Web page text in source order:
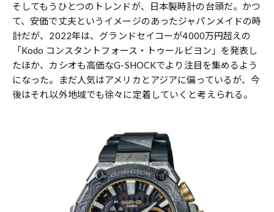
そしてもうひとつのトレンドが、日本製時計の台頭だ。かつ
て、安価で丈夫というイメージのあったジャパンメイドの時
計だが、2022年は、グランドセイコーが4000万円超えの
「Kodo コンスタントフォース・トゥールビヨン」を発表し
たほか、カシオも高価なG-SHOCKでより注目を集めるよう
になった。まだ人気はアメリカとアジアに偏っているが、今
後はそれ以外地域でも徐々に定着していくと考えられる。